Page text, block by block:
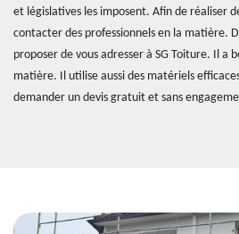
et législatives les imposent. Afin de réaliser
contacter des professionnels en la matière.
proposer de vous adresser à SG Toiture. Il a
matière. Il utilise aussi des matériels
demander un devis gratuit et sans